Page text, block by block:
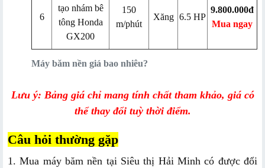
Máy băm nền giá bao nhiêu?
6
tạo nhám bê
tông Honda
GX200
150
m/phút
Xăng 6.5 HP
9.800.000đ
Mua ngay
Lưu ý: Bảng giá chỉ mang tính chất tham khảo, giá có
thể thay đổi tuỳ thời điểm.
Câu hỏi thường gặp
1. Mua máy băm nền tại Siêu thị Hải Minh có được đổi